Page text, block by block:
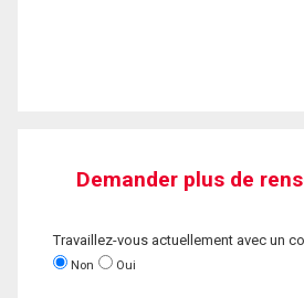
Demander plus de
Travaillez-vous actuellement avec un
Non Oui